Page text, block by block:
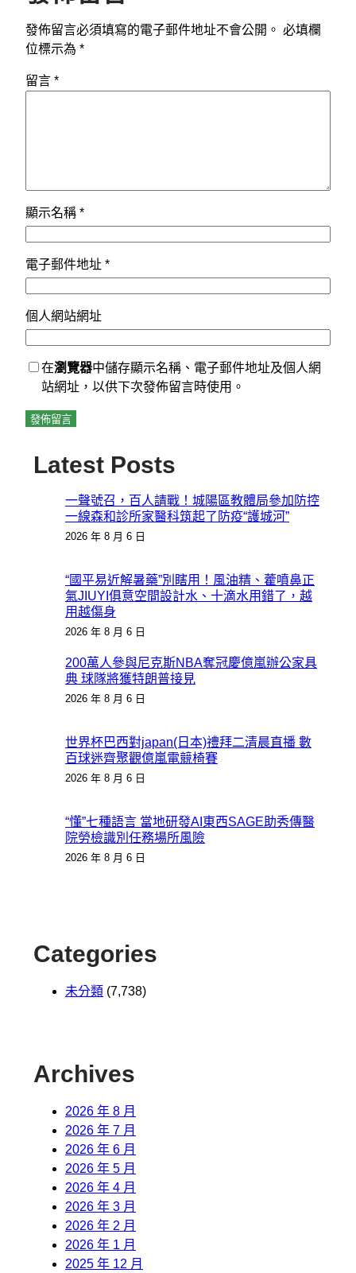
發佈留言必須填寫的電子郵件地址不會公開。 必填欄
位標示為 *
留言 *
顯示名稱 *
電子郵件地址 *
個人網站網址
在瀏覽器中儲存顯示名稱、電子郵件地址及個人網
站網址，以供下次發佈留言時使用。
Latest Posts
一聲號召，百人請戰！城陽區教體局參加防控
一線森和診所家醫科筑起了防疫“護城河”
2026 年 8 月 6 日
“國平易近解暑藥”別瞎用！風油精、藿噴鼻正
氣JIUYI俱意空間設計水、十滴水用錯了，越
用越傷身
2026 年 8 月 6 日
200萬人參與尼克斯NBA奪冠慶億嵐辦公家具
典 球隊將獲特朗普接見
2026 年 8 月 6 日
世界杯巴西對japan(日本)禮拜二清晨直播 數
百球迷齊聚觀億嵐電競椅賽
2026 年 8 月 6 日
“懂”七種語言 當地研發AI東西SAGE助秀傳醫
院勞檢識別任務場所風險
2026 年 8 月 6 日
Categories
未分類 (7,738)
Archives
2026 年 8 月
2026 年 7 月
2026 年 6 月
2026 年 5 月
2026 年 4 月
2026 年 3 月
2026 年 2 月
2026 年 1 月
2025 年 12 月